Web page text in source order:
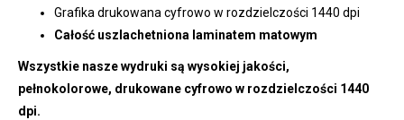
Grafika drukowana cyfrowo w rozdzielczości 1440 dpi
Całość uszlachetniona laminatem matowym
Wszystkie nasze wydruki są wysokiej jakości,
pełnokolorowe, drukowane cyfrowo w rozdzielczości 1440
dpi.